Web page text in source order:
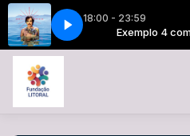
18:00 - 23:59
de locutora Exemplo 4 com
Oficial] [q1qhg7Bjowk]Iframe